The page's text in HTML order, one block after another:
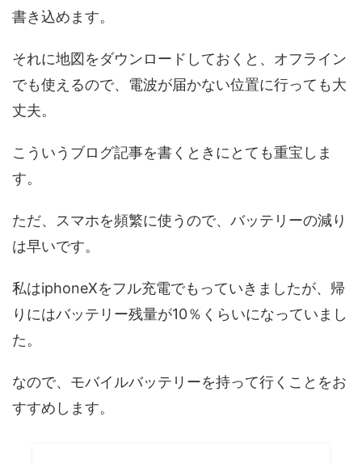
書き込めます。
それに地図をダウンロードしておくと、オフライン
でも使えるので、電波が届かない位置に行っても大
丈夫。
こういうブログ記事を書くときにとても重宝しま
す。
ただ、スマホを頻繁に使うので、バッテリーの減り
は早いです。
私はiphoneXをフル充電でもっていきましたが、帰
りにはバッテリー残量が10％くらいになっていまし
た。
なので、モバイルバッテリーを持って行くことをお
すすめします。